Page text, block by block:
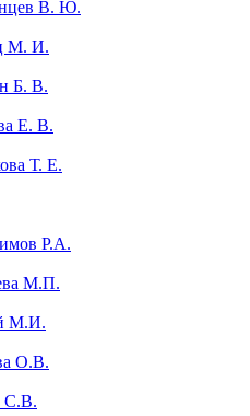
В. Ю.
М. И.
Б. В.
Е. В.
Т. Е.
Р.А.
М.П.
М.И.
О.В.
С.В.